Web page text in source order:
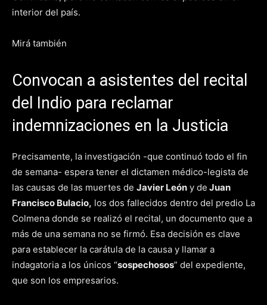
interior del país.
Mirá también
Convocan a asistentes del recital
del Indio para reclamar
indemnizaciones en la Justicia
Precisamente, la investigación -que continuó todo el fin
de semana- espera tener el dictamen médico-legista de
las causas de las muertes de Javier León y de Juan
Francisco Bulacio, los dos fallecidos dentro del predio La
Colmena donde se realizó el recital, un documento que a
más de una semana no se firmó. Esa decisión es clave
para establecer la carátula de la causa y llamar a
indagatoria a los únicos “sospechosos” del expediente,
que son los empresarios.